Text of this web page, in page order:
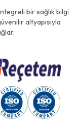
bir sağlık bilgi
altyapısıyla